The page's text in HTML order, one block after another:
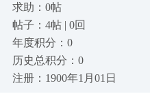
求助：0帖
帖子：4帖 | 0回
年度积分：0
历史总积分：0
注册：1900年1月01日